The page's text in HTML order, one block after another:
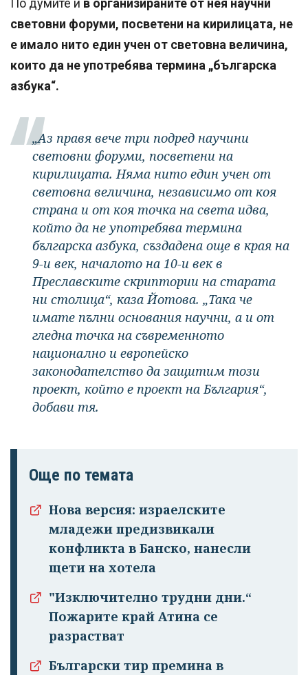
По думите ѝ в организираните от нея научни
световни форуми, посветени на кирилицата, не
е имало нито един учен от световна величина,
които да не употребява термина „българска
азбука“.
„Аз правя вече три подред научини
световни форуми, посветени на
кирилицата. Няма нито един учен от
световна величина, независимо от коя
страна и от коя точка на света идва,
който да не употребява термина
българска азбука, създадена още в края на
9-и век, началото на 10-и век в
Преславските скриптории на старата
ни столица“, каза Йотова. „Така че
имате пълни основания научни, а и от
гледна точка на съвременното
национално и европейско
законодателство да защитим този
проект, който е проект на България“,
добави тя.
Още по темата
Нова версия: израелските
младежи предизвикали
конфликта в Банско, нанесли
щети на хотела
"Изключително трудни дни.“
Пожарите край Атина се
разрастват
Български тир премина в